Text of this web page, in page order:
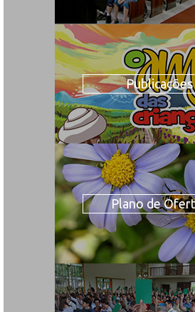
Publicações
Plano de